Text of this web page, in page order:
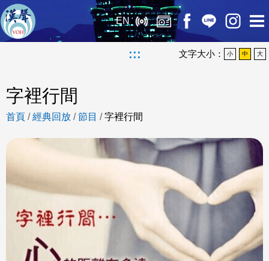
EN
::: 文字大小： 小 中 大
字裡行間
首頁 /經典回放 /節目 /字裡行間